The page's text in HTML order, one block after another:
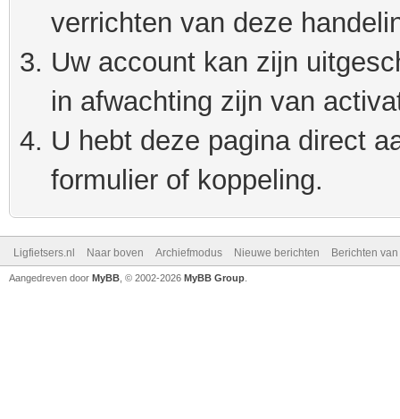
verrichten van deze
Uw account kan zijn
in afwachting zijn van
U hebt deze pagina direct
formulier of koppeling.
Ligfietsers.nl Naar boven Archiefmodus Nieuwe berichten Berichten
Aangedreven door MyBB , © 2002-2026 MyBB Group